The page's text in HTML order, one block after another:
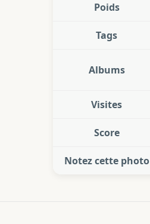
Poids
Tags
Albums
Visites
Score
Notez cette photo